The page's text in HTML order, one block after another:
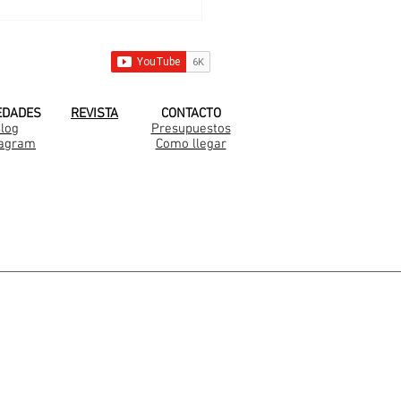
REVISTA
CONTACTO
Presupuestos
Como llegar